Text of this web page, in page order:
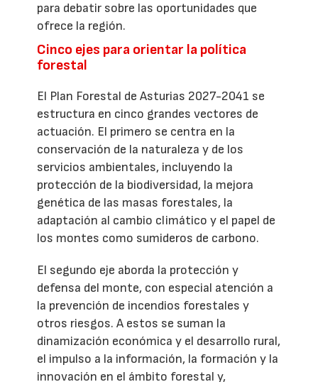
para debatir sobre las oportunidades que
ofrece la región.
Cinco ejes para orientar la política
forestal
El Plan Forestal de Asturias 2027-2041 se
estructura en cinco grandes vectores de
actuación. El primero se centra en la
conservación de la naturaleza y de los
servicios ambientales, incluyendo la
protección de la biodiversidad, la mejora
genética de las masas forestales, la
adaptación al cambio climático y el papel de
los montes como sumideros de carbono.
El segundo eje aborda la protección y
defensa del monte, con especial atención a
la prevención de incendios forestales y
otros riesgos. A estos se suman la
dinamización económica y el desarrollo rural,
el impulso a la información, la formación y la
innovación en el ámbito forestal y,